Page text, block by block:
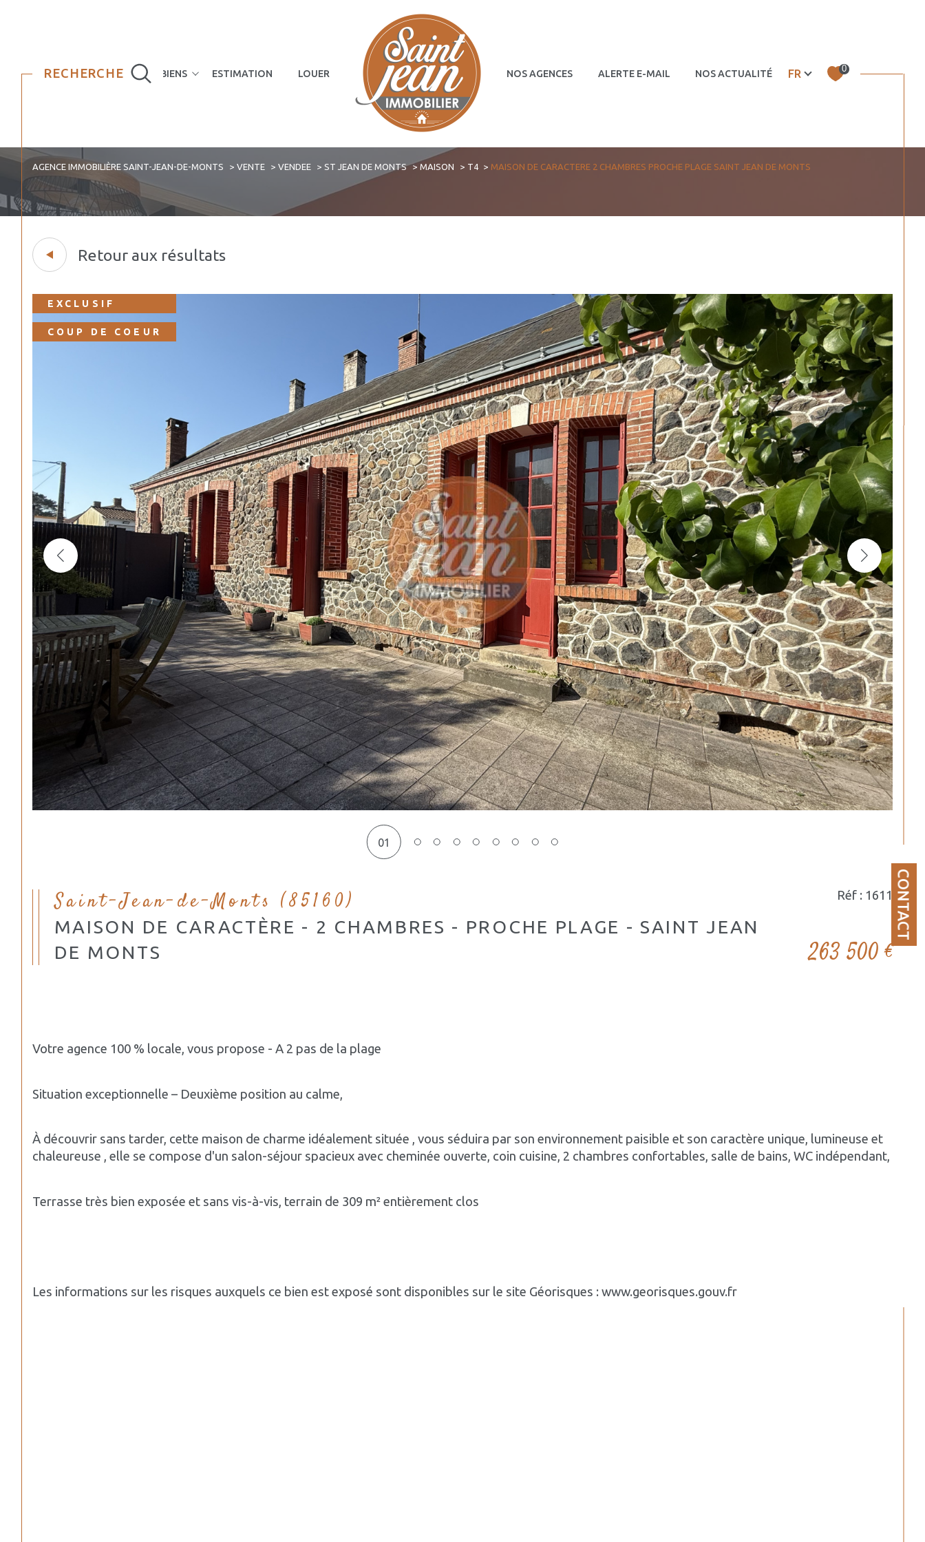
NOS BIENS
Maisons Appartements Terrains Commerces – murs Autres
ESTIMATION LOUER NOS AGENCES ALERTE E-MAIL NOS ACTUALITÉS
RECHERCHE Langue
FR 0
CONTACT
AGENCE IMMOBILIÈRE SAINT-JEAN-DE-MONTS VENTE VENDEE ST JEAN DE MONTS MAISON T4 MAISON DE CARACTERE 2 CHAMBRES PROCHE PLAGE SAINT JEAN DE MONTS
Retour aux résultats
EXCLUSIF
COUP DE COEUR
01
Saint-Jean-de-Monts (85160)
MAISON DE CARACTÈRE - 2 CHAMBRES - PROCHE PLAGE - SAINT JEAN
DE MONTS
Réf : 1611
263 500 €
Votre agence 100 % locale, vous propose - A 2 pas de la plage
Situation exceptionnelle – Deuxième position au calme,
À découvrir sans tarder, cette maison de charme idéalement située , vous séduira par son environnement paisible et son caractère unique, lumineuse et
chaleureuse , elle se compose d'un salon-séjour spacieux avec cheminée ouverte, coin cuisine, 2 chambres confortables, salle de bains, WC indépendant,
Terrasse très bien exposée et sans vis-à-vis, terrain de 309 m² entièrement clos
Les informations sur les risques auxquels ce bien est exposé sont disponibles sur le site Géorisques : www.georisques.gouv.fr